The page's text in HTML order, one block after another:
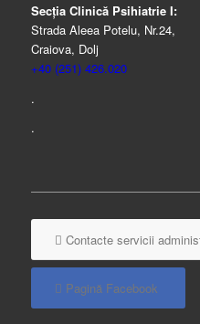
Secția Clinică Psihiatrie I:
Strada Aleea Potelu, Nr.24,
Craiova, Dolj
+40 (251) 426.020
.
.
Contacte servicii
Pagină Facebook